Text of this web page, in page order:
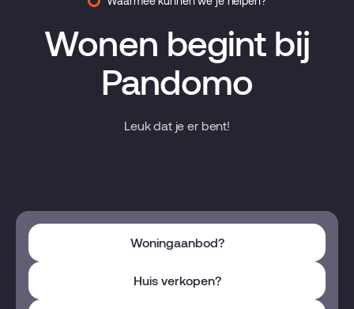
Wonen begint bij
Pandomo
Leuk dat je er bent!
Woningaanbod?
Huis verkopen?